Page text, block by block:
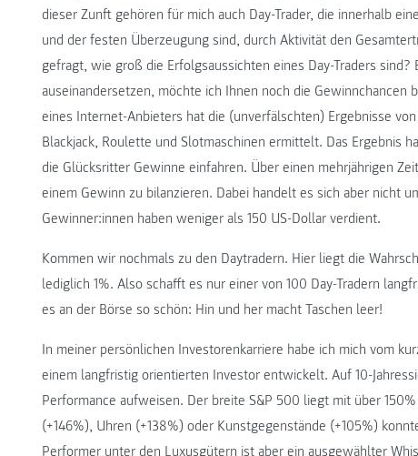
dieser Zunft gehören für mich auch Day-Trader, die innerhalb
und der festen Überzeugung sind, durch Aktivität den
gefragt, wie groß die Erfolgsaussichten eines Day-Traders
auseinandersetzen, möchte ich Ihnen noch die Gewinnchancen
eines Internet-Anbieters hat die (unverfälschten) Ergebnisse
Blackjack, Roulette und Slotmaschinen ermittelt. Das Ergebnis
die Glücksritter Gewinne einfahren. Über einen mehrjährigen
einem Gewinn zu bilanzieren. Dabei handelt es sich aber nicht
Gewinner:innen haben weniger als 150 US-Dollar verdient.
Kommen wir nochmals zu den Daytradern. Hier liegt die
lediglich 1%. Also schafft es nur einer von 100 Day-Tradern
es an der Börse so schön: Hin und her macht Taschen leer!
In meiner persönlichen Investorenkarriere habe ich mich vom
einem langfristig orientierten Investor entwickelt. Auf 10-
Performance aufweisen. Der breite S&P 500 liegt mit über
(+146%), Uhren (+138%) oder Kunstgegenstände (+105%)
Performer unter den Luxusgütern ist aber ein ausgewählter